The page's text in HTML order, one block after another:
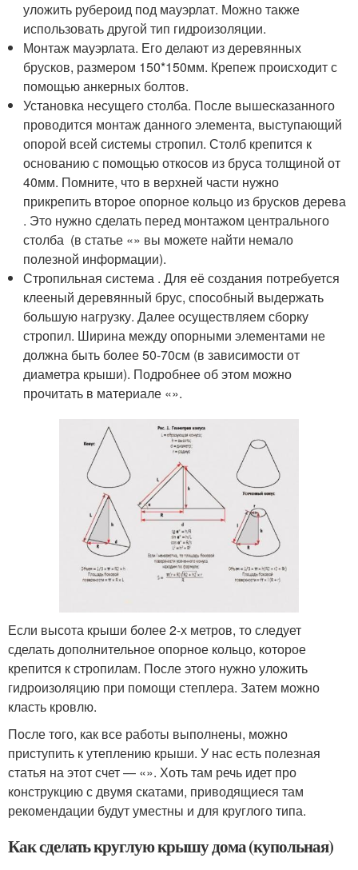
уложить рубероид под мауэрлат. Можно также
использовать другой тип гидроизоляции.
Монтаж мауэрлата. Его делают из деревянных
брусков, размером 150*150мм. Крепеж происходит с
помощью анкерных болтов.
Установка несущего столба. После вышесказанного
проводится монтаж данного элемента, выступающий
опорой всей системы стропил. Столб крепится к
основанию с помощью откосов из бруса толщиной от
40мм. Помните, что в верхней части нужно
прикрепить второе опорное кольцо из брусков дерева
. Это нужно сделать перед монтажом центрального
столба (в статье «» вы можете найти немало
полезной информации).
Стропильная система . Для её создания потребуется
клееный деревянный брус, способный выдержать
большую нагрузку. Далее осуществляем сборку
стропил. Ширина между опорными элементами не
должна быть более 50-70см (в зависимости от
диаметра крыши). Подробнее об этом можно
прочитать в материале «».
Если высота крыши более 2-х метров, то следует
сделать дополнительное опорное кольцо, которое
крепится к стропилам. После этого нужно уложить
гидроизоляцию при помощи степлера. Затем можно
класть кровлю.
После того, как все работы выполнены, можно
приступить к утеплению крыши. У нас есть полезная
статья на этот счет — «». Хоть там речь идет про
конструкцию с двумя скатами, приводящиеся там
рекомендации будут уместны и для круглого типа.
Как сделать круглую крышу дома (купольная)